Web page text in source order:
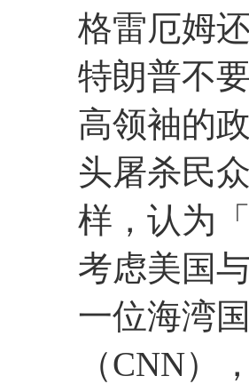
格雷厄姆
特朗普不
高领袖的
头屠杀民
样，认为
考虑美国
一位海湾
（CNN）